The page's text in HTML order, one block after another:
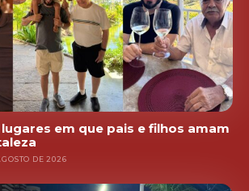
em que pais e filhos amam
DE 2026